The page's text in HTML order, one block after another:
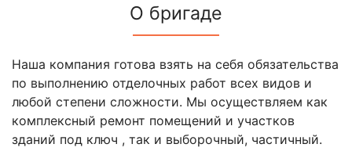
О бригаде
Наша компания готова взять на себя обязательства
по выполнению отделочных работ всех видов и
любой степени сложности. Мы осуществляем как
комплексный ремонт помещений и участков
зданий под ключ , так и выборочный, частичный.